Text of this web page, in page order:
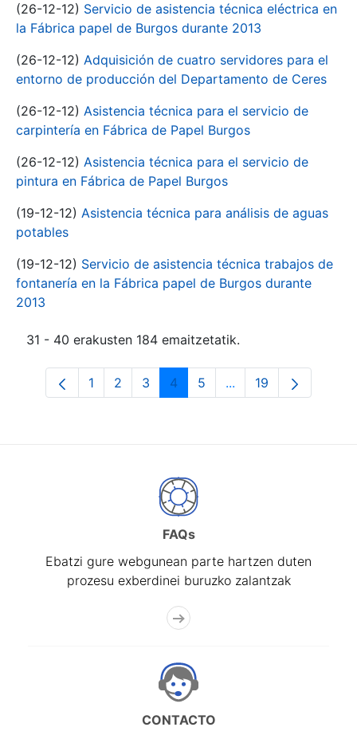
(26-12-12) Servicio de asistencia técnica eléctrica en
la Fábrica papel de Burgos durante 2013
(26-12-12) Adquisición de cuatro servidores para el
entorno de producción del Departamento de Ceres
(26-12-12) Asistencia técnica para el servicio de
carpintería en Fábrica de Papel Burgos
(26-12-12) Asistencia técnica para el servicio de
pintura en Fábrica de Papel Burgos
(19-12-12) Asistencia técnica para análisis de aguas
potables
(19-12-12) Servicio de asistencia técnica trabajos de
fontanería en la Fábrica papel de Burgos durante
2013
31 - 40 erakusten 184 emaitzetatik.
Orrialdea
1 Orrialdea
2 Orrialdea
3 Orrialdea
4 Orrialdea
5 ...Intermediate Pages
Orrialdea
19
FAQs
Ebatzi gure webgunean parte hartzen duten
prozesu exberdinei buruzko zalantzak
CONTACTO